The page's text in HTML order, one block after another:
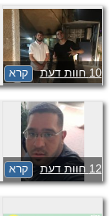
10 חוות דעת קרא
12 חוות דעת קרא